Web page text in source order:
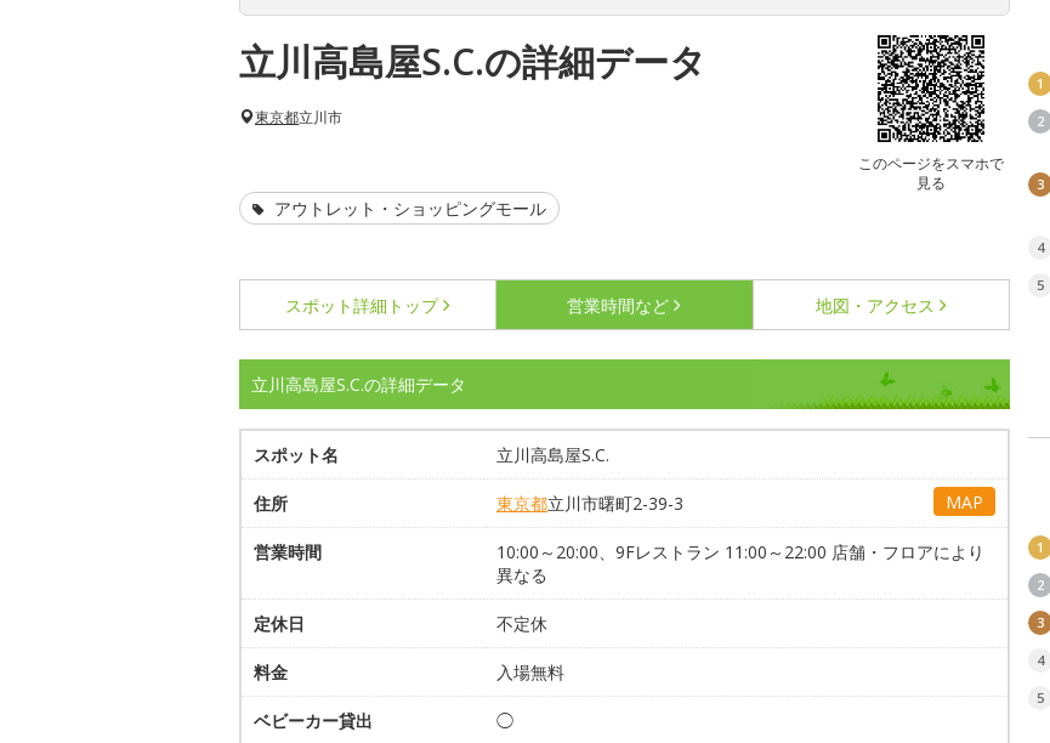
立川高島屋S.C.の詳細データ
このページをスマホで
見る
東京都立川市
アウトレット・ショッピングモール
スポット詳細 トップ 営業時間など 地図・アクセス
立川高島屋S.C.の詳細データ
スポット名 立川高島屋S.C.
住所 東京都立川市曙町2-39-3 MAP
営業時間
10:00～20:00、9Fレストラン 11:00～22:00 店舗・フロアにより
異なる
定休日 不定休
料金 入場無料
ベビーカー貸出 ◯
1
2
3
4
5
1
2
3
4
5